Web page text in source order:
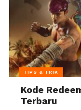
TIPS & TRIK
Kode
Terbaru